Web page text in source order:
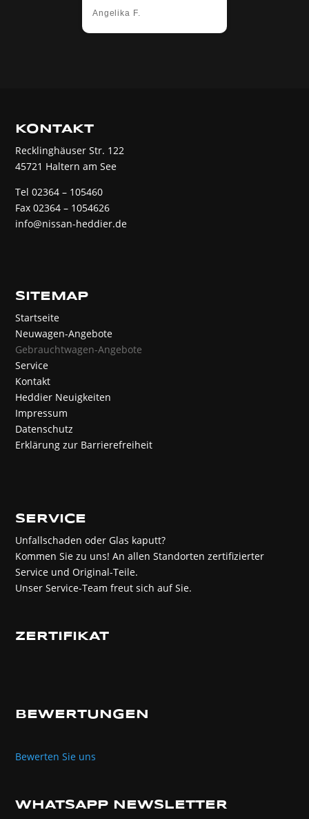
Angelika F.
KONTAKT
Recklinghäuser Str. 122
45721 Haltern am See
Tel 02364 – 105460
Fax 02364 – 1054626
info@nissan-heddier.de
SITEMAP
Startseite
Neuwagen-Angebote
Gebrauchtwagen-Angebote
Service
Kontakt
Heddier Neuigkeiten
Impressum
Datenschutz
Erklärung zur Barrierefreiheit
SERVICE
Unfallschaden oder Glas kaputt?
Kommen Sie zu uns! An allen Standorten zertifizierter
Service und Original-Teile.
Unser Service-Team freut sich auf Sie.
ZERTIFIKAT
BEWERTUNGEN
Bewerten Sie uns
WHATSAPP NEWSLETTER